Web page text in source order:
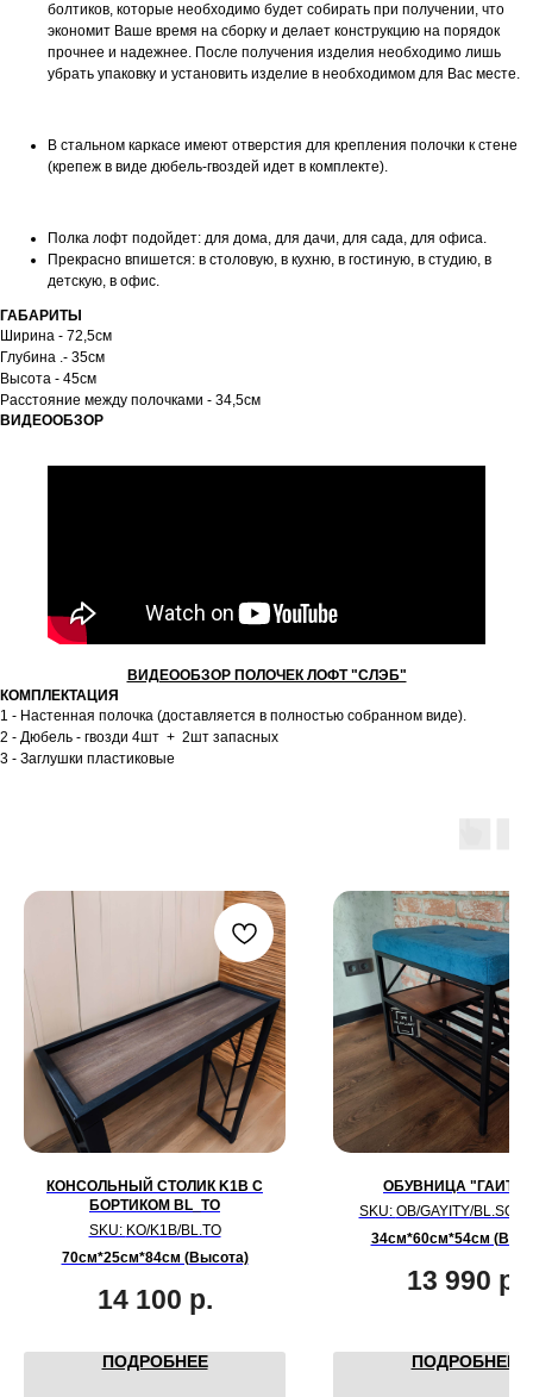
болтиков, которые необходимо будет собирать при получении, что
экономит Ваше время на сборку и делает конструкцию на порядок
прочнее и надежнее. После получения изделия необходимо лишь
убрать упаковку и установить изделие в необходимом для Вас месте.
В стальном каркасе имеют отверстия для крепления полочки к стене
(крепеж в виде дюбель-гвоздей идет в комплекте).
Полка лофт подойдет: для дома, для дачи, для сада, для офиса.
Прекрасно впишется: в столовую, в кухню, в гостиную, в студию, в
детскую, в офис.
ГАБАРИТЫ
Ширина - 72,5см
Глубина .- 35см
Высота - 45см
Расстояние между полочками - 34,5см
ВИДЕООБЗОР
ВИДЕООБЗОР ПОЛОЧЕК ЛОФТ "СЛЭБ"
КОМПЛЕКТАЦИЯ
1 - Настенная полочка (доставляется в полностью собранном виде).
2 - Дюбель - гвозди 4шт + 2шт запасных
3 - Заглушки пластиковые
КОНСОЛЬНЫЙ СТОЛИК K1B С
БОРТИКОМ BL_TO
SKU: KO/K1B/BL.TO
70см*25см*84см (Высота)
14 100 р.
ПОДРОБНЕЕ
ОБУВНИЦА "ГАИТИ
SKU: OB/GAYITY/BL.SO/
34см*60см*54см
13 990 р.
ПОДРОБНЕЕ